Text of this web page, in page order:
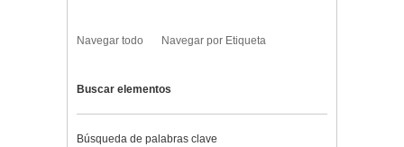
Navegar todo Navegar por Etiqueta
Buscar elementos
Búsqueda de palabras clave